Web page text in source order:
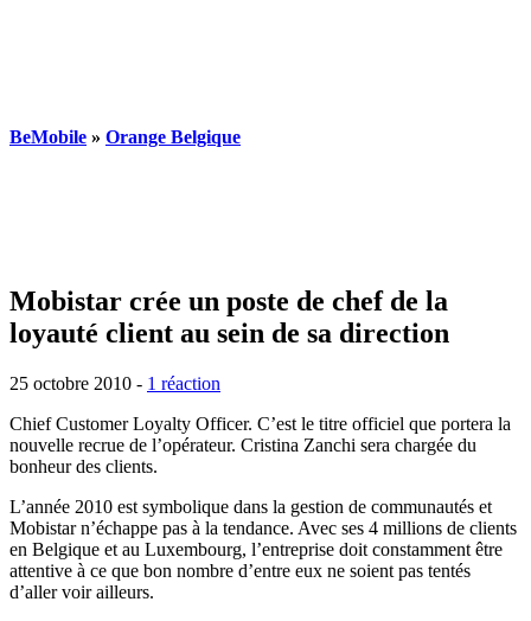
BeMobile » Orange Belgique
Mobistar crée un poste de chef de la
loyauté client au sein de sa direction
25 octobre 2010 - 1 réaction
Chief Customer Loyalty Officer. C’est le titre officiel que portera la
nouvelle recrue de l’opérateur. Cristina Zanchi sera chargée du
bonheur des clients.
L’année 2010 est symbolique dans la gestion de communautés et
Mobistar n’échappe pas à la tendance. Avec ses 4 millions de clients
en Belgique et au Luxembourg, l’entreprise doit constamment être
attentive à ce que bon nombre d’entre eux ne soient pas tentés
d’aller voir ailleurs.